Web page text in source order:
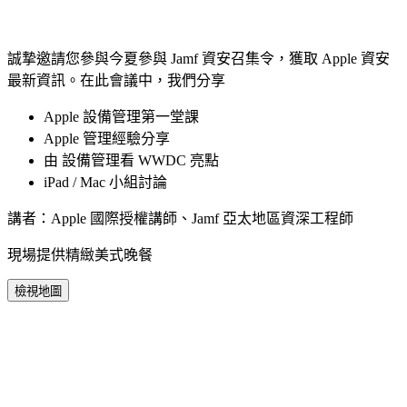
誠摯邀請您參與今夏參與 Jamf 資安召集令，獲取 Apple 資安
最新資訊。在此會議中，我們分享
Apple 設備管理第一堂課
Apple 管理經驗分享
由 設備管理看 WWDC 亮點
iPad / Mac 小組討論
講者：Apple 國際授權講師、Jamf 亞太地區資深工程師
現場提供精緻美式晚餐
檢視地圖